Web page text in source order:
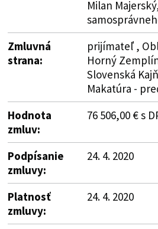
Milan
Zmluvná
strana:
prijímateľ ,
Horný
Slovenská
Makatúra -
Hodnota
zmluv:
76 506,00 € s
Podpísanie
zmluvy:
24. 4. 2020
Platnosť
zmluvy:
24. 4. 2020